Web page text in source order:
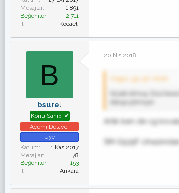
Mesajlar
1,891
Beğeniler
2,711
İl
Kocaeli
B
bsurel
Konu Sahibi ✔
Acemi Detaycı
Üye
Katılım
1 Kas 2017
Mesajlar
78
Beğeniler
153
İl
Ankara
20 Nis 2018
Ozgur_gs_91' Alıntı:
Güzel olmuş. Düz
Artık ben de cg
SM-G935F